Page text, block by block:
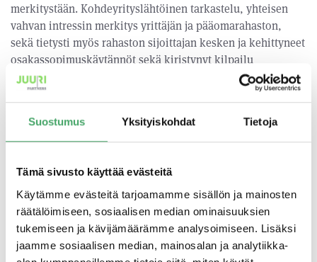
Suostumus Yksityiskohdat Tietoja
Tämä sivusto käyttää evästeitä
Käytämme evästeitä tarjoamamme sisällön ja mainosten
räätälöimiseen, sosiaalisen median ominaisuuksien
tukemiseen ja kävijämäärämme analysoimiseen. Lisäksi
jaamme sosiaalisen median, mainosalan ja analytiikka-
merkitystään. Kohdeyrityslähtöinen tarkastelu, yhteisen
vahvan intressin merkitys yrittäjän ja pääomarahaston,
sekä tietysti myös rahaston sijoittajan kesken ja kehittyneet
osakassopimuskäytännöt sekä kiristynyt kilpailu
yrityskauppahankkeissa on saanut monet buyout-rahastot
avaamaan strategiansa myös vähemmistöosuuksille
kirjanneet samaa tahtia sijoitusstrategioitaan uusiksi.
Yhteinen päätöksenteko sekä vahva yhteinen intressi ohjaa
Yleisrahasto, erikoistunut rahasto?
Yleis- vai erikoistunut rahasto on edellisiäkin
moninaisempi kysymys. Erikoistumisen ajurit hyvin